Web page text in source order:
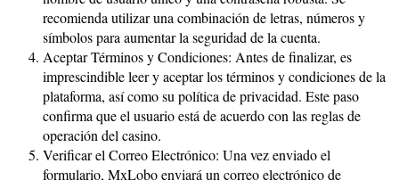
recomienda utilizar una combinación de letras, números y
símbolos para aumentar la seguridad de la cuenta.
Aceptar Términos y Condiciones: Antes de finalizar, es
imprescindible leer y aceptar los términos y condiciones de la
plataforma, así como su política de privacidad. Este paso
confirma que el usuario está de acuerdo con las reglas de
operación del casino.
Verificar el Correo Electrónico: Una vez enviado el
formulario, MxLobo enviará un correo electrónico de